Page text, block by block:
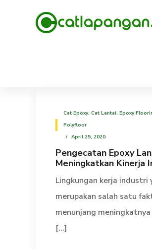
Cat Epoxy, Cat Lantai, Epoxy
Polyfloor
April 25, 2020
Pengecatan Epoxy
Meningkatkan Kinerja
Lingkungan kerja industri
merupakan salah satu
menunjang
[...]